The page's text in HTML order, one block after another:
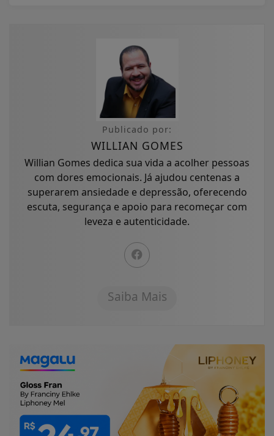
Publicado por:
WILLIAN GOMES
Willian Gomes dedica sua vida a acolher pessoas
com dores emocionais. Já ajudou centenas a
superarem ansiedade e depressão, oferecendo
escuta, segurança e apoio para recomeçar com
leveza e autenticidade.
Saiba Mais